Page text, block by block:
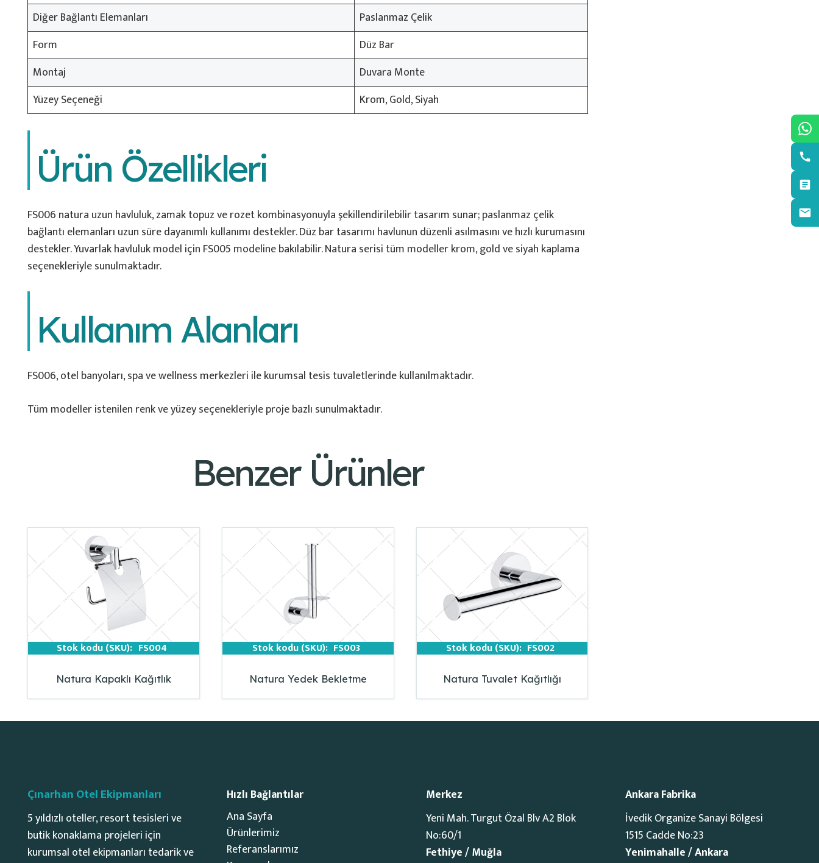
Diğer Bağlantı Elemanları
Paslanmaz Çelik
Form
Düz Bar
Montaj
Duvara Monte
Yüzey Seçeneği
Krom, Gold, Siyah
Ürün Özellikleri
FS006 natura uzun havluluk, zamak topuz ve rozet kombinasyonuyla şekillendirilebilir tasarım sunar; paslanmaz çelik
bağlantı elemanları uzun süre dayanımlı kullanımı destekler. Düz bar tasarımı havlunun düzenli asılmasını ve hızlı kurumasını
destekler. Yuvarlak havluluk model için FS005 modeline bakılabilir. Natura serisi tüm modeller krom, gold ve siyah kaplama
seçenekleriyle sunulmaktadır.
Kullanım Alanları
FS006, otel banyoları, spa ve wellness merkezleri ile kurumsal tesis tuvaletlerinde kullanılmaktadır.
Tüm modeller istenilen renk ve yüzey seçenekleriyle proje bazlı sunulmaktadır.
Benzer Ürünler
Stok kodu (SKU): FS004
Natura Kapaklı Kağıtlık
Stok kodu (SKU): FS003
Natura Yedek Bekletme
Stok kodu (SKU): FS002
Natura Tuvalet Kağıtlığı
Çınarhan Otel Ekipmanları
5 yıldızlı oteller, resort tesisleri ve
butik konaklama projeleri için
kurumsal otel ekipmanları tedarik ve
Hızlı Bağlantılar
Ana Sayfa
Ürünlerimiz
Referanslarımız
Merkez
Yeni Mah. Turgut Özal Blv A2 Blok
No:60/1
Fethiye / Muğla
Ankara Fabrika
İvedik Organize Sanayi Bölgesi
1515 Cadde No:23
Yenimahalle / Ankara